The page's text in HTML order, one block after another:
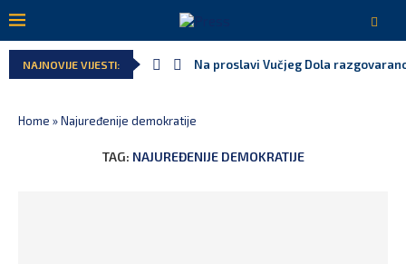
NAJNOVIJE VIJESTI: Na proslavi Vučjeg Dola
Home »Najuređenije demokratije
TAG: NAJUREĐENIJE DEMOKRATIJE